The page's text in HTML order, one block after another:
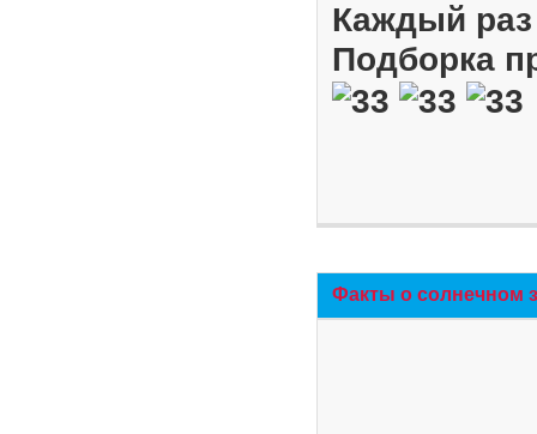
Каждый
Подборка
Факты о солнечном